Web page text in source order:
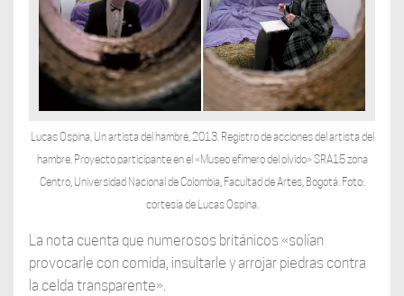
Lucas Ospina, Un artista del hambre, 2013. Registro de acciones del artista del
hambre. Proyecto participante en el «Museo efímero del olvido» SRA15 zona
Centro, Universidad Nacional de Colombia, Facultad de Artes, Bogotá. Foto:
cortesía de Lucas Ospina.
La nota cuenta que numerosos británicos «solían
provocarle con comida, insultarle y arrojar piedras contra
la celda transparente».